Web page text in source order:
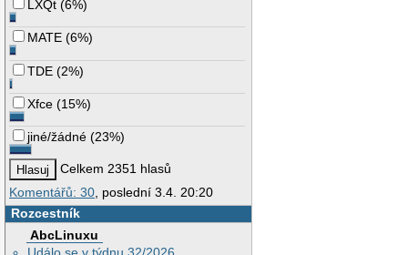
LXQt (6%)
MATE (6%)
TDE (2%)
Xfce (15%)
jiné/žádné (23%)
Celkem 2351 hlasů
Komentářů: 30 , poslední 3.4. 20:20
Rozcestník
AbcLinuxu